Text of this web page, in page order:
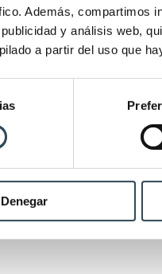
Además, compartimos
y análisis web,
a partir del uso que
Denegar
más comunes
. Es suficiente con
como
relaciones